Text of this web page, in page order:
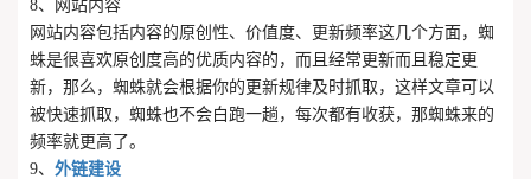
8、网站内容
网站内容包括内容的原创性、价值度、更新频率这几个方面，蜘
蛛是很喜欢原创度高的优质内容的，而且经常更新而且稳定更
新，那么，蜘蛛就会根据你的更新规律及时抓取，这样文章可以
被快速抓取，蜘蛛也不会白跑一趟，每次都有收获，那蜘蛛来的
频率就更高了。
9、 外链建设